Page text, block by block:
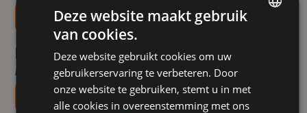
Ontdek het recept
Kip met honing-mosterd marinade
Bereidingstijd 60-min
Ontdek het recept
Lunch & Diner Vlees & Gevogelte Feest
Deze website maakt gebruik
van cookies.
Deze website gebruikt cookies om uw
gebruikerservaring te verbeteren. Door
onze website te gebruiken, stemt u in met
alle cookies in overeenstemming met ons